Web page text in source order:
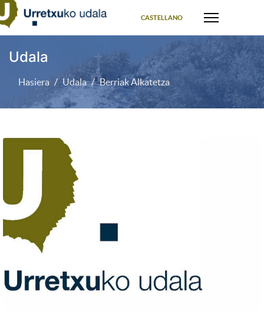
CASTELLANO
Udala
Hasiera Udala Berriak Alkatetza